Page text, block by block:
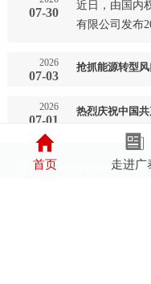
功…07-30
近日，由国内
有限公司发布
2026
07-03
抢抓能源转型
2026
07-01
热烈庆祝中国共
本站部分图片和内容来源于
首页 走进广